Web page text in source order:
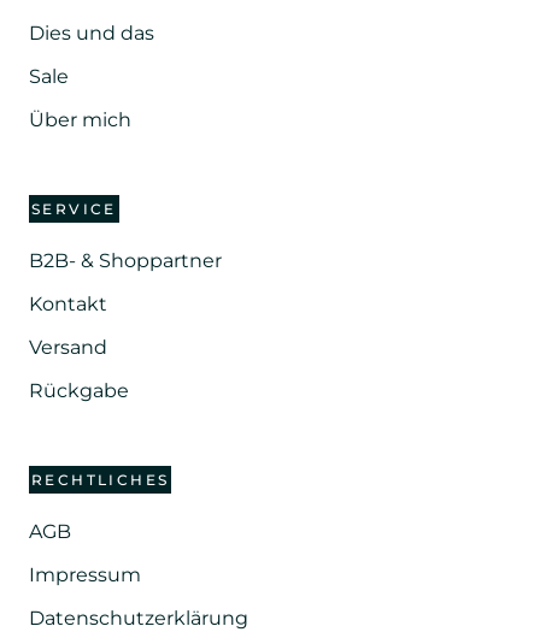
Dies und das
Sale
Über mich
SERVICE
B2B- & Shoppartner
Kontakt
Versand
Rückgabe
RECHTLICHES
AGB
Impressum
Datenschutzerklärung